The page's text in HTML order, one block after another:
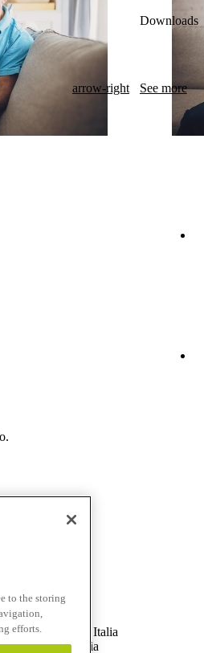
arrow-right
Downloads
See more
Varese (VA), Italia
Milano (MI), Italia
to the storing
efforts.